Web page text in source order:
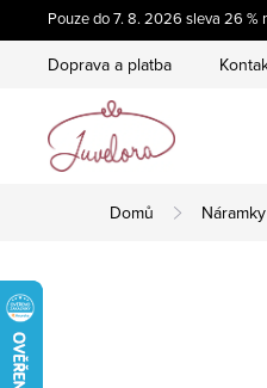
na
Pouze do 7. 8. 2026 sleva 26
Doprava a platba
Domů Náramky